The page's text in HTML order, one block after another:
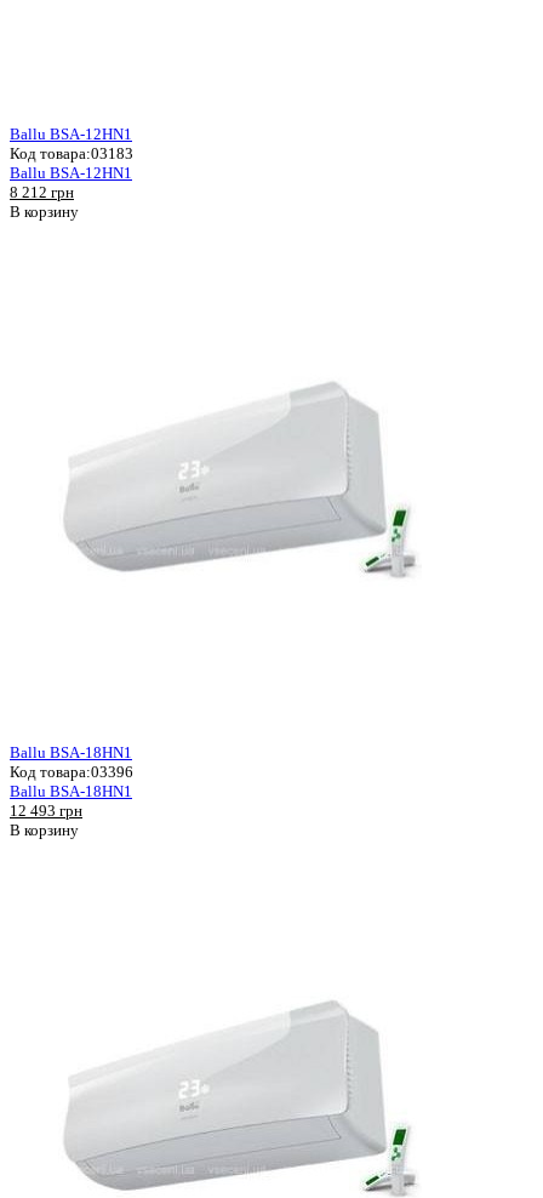
Ballu BSA-12HN1
Код товара:03183
Ballu BSA-12HN1
8 212 грн
В корзину
Ballu BSA-18HN1
Код товара:03396
Ballu BSA-18HN1
12 493 грн
В корзину